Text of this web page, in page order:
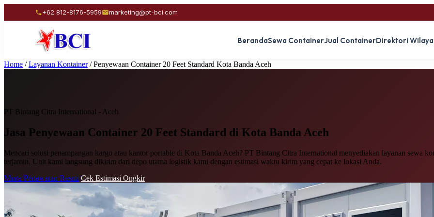
+62 812-8176-5959 marketing@pt-bci.com
BerandaSewa ContainerJual ContainerDirektori
Home / Layanan Kontainer / Penyewaan Container 20 Feet Standard Kota Banda Aceh
PT Bintang Citra International - Aceh
Jasa Penyewaan Container 20 Feet Standard di Kota Banda Aceh
Mencari solusi penampangan kargo atau kantor portable di Kota Banda Aceh? PT Bintang Citra International menyediakan layanan sewa
terjamin. Unit kami langsung dikirim dari depo utama logistik kami dengan estimasi waktu kirim yang cepat ke lokasi Anda.
Minta Penawaran Resmi Cek Estimasi Ongkir